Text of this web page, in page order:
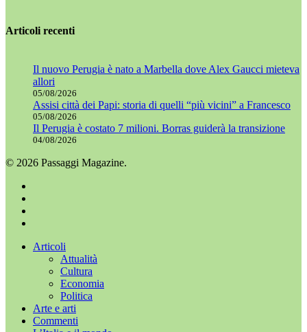
Articoli recenti
Il nuovo Perugia è nato a Marbella dove Alex Gaucci mieteva
allori
05/08/2026
Assisi città dei Papi: storia di quelli “più vicini” a Francesco
05/08/2026
Il Perugia è costato 7 milioni. Borras guiderà la transizione
04/08/2026
© 2026 Passaggi Magazine.
Chiudi Articoli
Attualità
Cultura
Economia
Politica
Arte e arti
Commenti